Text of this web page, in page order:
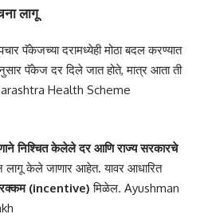
लागू
पॅकेजच्या दरामध्येही मोठा बदल करण्यात
पॅकेज दर दिले जात होते, मात्र आता ती
Health Scheme
निश्चित केलेले दर आणि राज्य सरकारचे
केले जाणार आहेत. यावर आधारित
रक्कम (incentive) मिळेल. Ayushman